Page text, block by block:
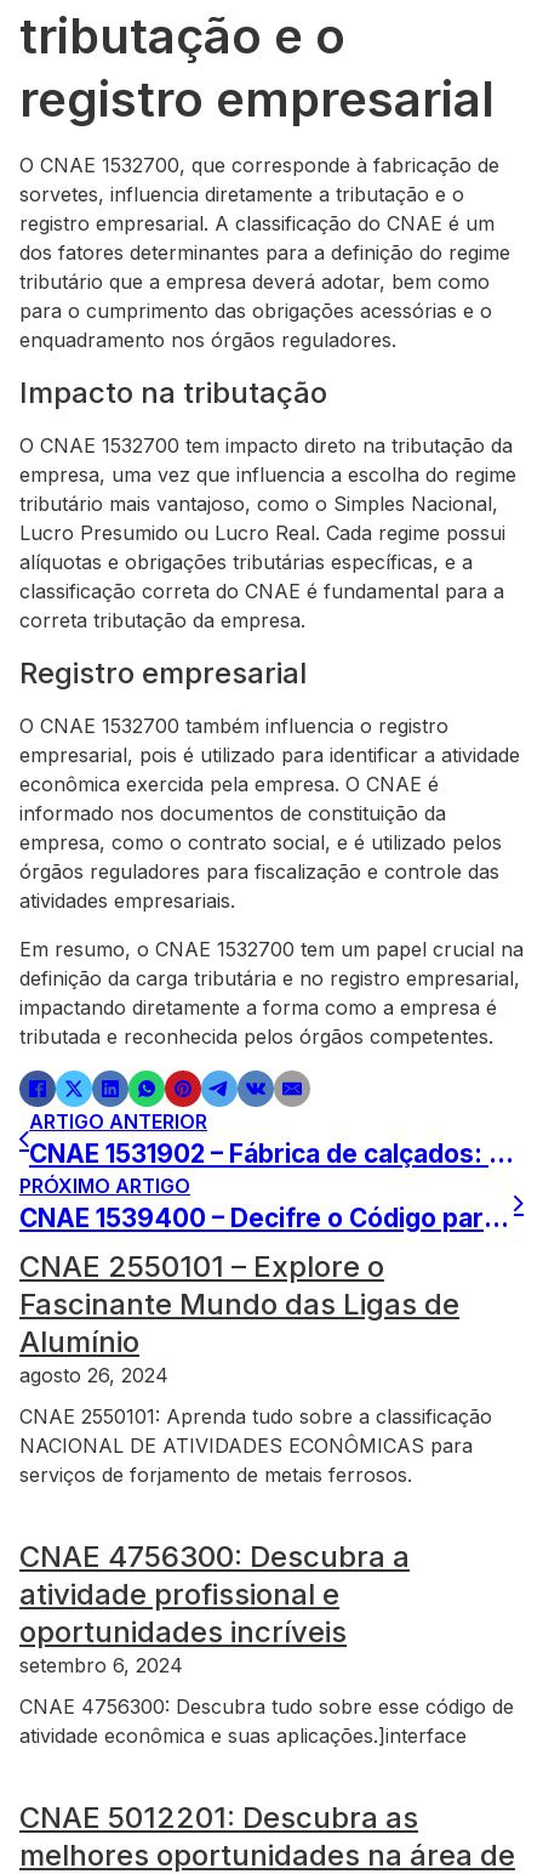
tributação e o
registro empresarial
O CNAE 1532700, que corresponde à fabricação de
sorvetes, influencia diretamente a tributação e o
registro empresarial. A classificação do CNAE é um
dos fatores determinantes para a definição do regime
tributário que a empresa deverá adotar, bem como
para o cumprimento das obrigações acessórias e o
enquadramento nos órgãos reguladores.
Impacto na tributação
O CNAE 1532700 tem impacto direto na tributação da
empresa, uma vez que influencia a escolha do regime
tributário mais vantajoso, como o Simples Nacional,
Lucro Presumido ou Lucro Real. Cada regime possui
alíquotas e obrigações tributárias específicas, e a
classificação correta do CNAE é fundamental para a
correta tributação da empresa.
Registro empresarial
O CNAE 1532700 também influencia o registro
empresarial, pois é utilizado para identificar a atividade
econômica exercida pela empresa. O CNAE é
informado nos documentos de constituição da
empresa, como o contrato social, e é utilizado pelos
órgãos reguladores para fiscalização e controle das
atividades empresariais.
Em resumo, o CNAE 1532700 tem um papel crucial na
definição da carga tributária e no registro empresarial,
impactando diretamente a forma como a empresa é
tributada e reconhecida pelos órgãos competentes.
ARTIGO ANTERIOR
CNAE 1531902 – Fábrica de calçados: Guia completo
PRÓXIMO ARTIGO
CNAE 1539400 – Decifre o Código para Sua Indústria Agora!
CNAE 2550101 – Explore o
Fascinante Mundo das Ligas de
Alumínio
agosto 26, 2024
CNAE 2550101: Aprenda tudo sobre a classificação
NACIONAL DE ATIVIDADES ECONÔMICAS para
serviços de forjamento de metais ferrosos.
CNAE 4756300: Descubra a
atividade profissional e
oportunidades incríveis
setembro 6, 2024
CNAE 4756300: Descubra tudo sobre esse código de
atividade econômica e suas aplicações.]interface
CNAE 5012201: Descubra as
melhores oportunidades na área de